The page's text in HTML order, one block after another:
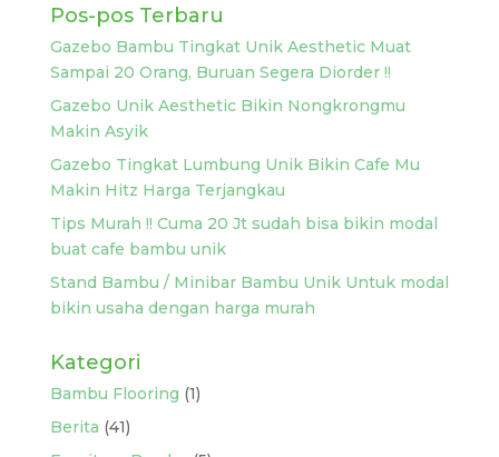
Pos-pos Terbaru
Gazebo Bambu Tingkat Unik Aesthetic Muat
Sampai 20 Orang, Buruan Segera Diorder !!
Gazebo Unik Aesthetic Bikin Nongkrongmu
Makin Asyik
Gazebo Tingkat Lumbung Unik Bikin Cafe Mu
Makin Hitz Harga Terjangkau
Tips Murah !! Cuma 20 Jt sudah bisa bikin modal
buat cafe bambu unik
Stand Bambu / Minibar Bambu Unik Untuk modal
bikin usaha dengan harga murah
Kategori
Bambu Flooring (1)
Berita (41)